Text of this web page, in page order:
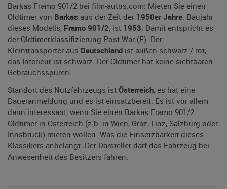
Barkas Framo 901/2 bei film-autos.com: Mieten Sie einen
Oldtimer von Barkas aus der Zeit der 1950er Jahre. Baujahr
dieses Modells, Framo 901/2, ist 1953. Damit entspricht es
der Oldtimerklassifizierung Post War (E). Der
Kleintransporter aus Deutschland ist außen schwarz / rot,
das Interieur ist schwarz. Der Oldtimer hat keine sichtbaren
Gebrauchsspuren.
Standort des Nutzfahrzeugs ist Österreich, es hat eine
Daueranmeldung und es ist einsatzbereit. Es ist vor allem
dann interessant, wenn Sie einen Barkas Framo 901/2
Oldtimer in Österreich (z.b. in Wien, Graz, Linz, Salzburg oder
Innsbruck) mieten wollen. Was die Einsetzbarkeit dieses
Klassikers anbelangt: Der Darsteller darf das Fahrzeug bei
Anwesenheit des Besitzers fahren.